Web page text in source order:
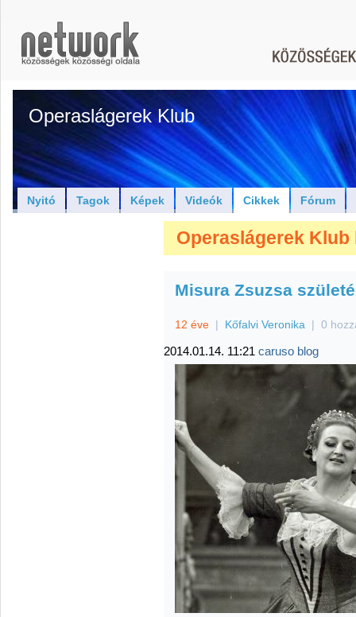
Operaslágerek Klub
Nyitó Tagok Képek Videók Cikkek Fórum
Operaslágerek Klub
Misura Zsuzsa
12 éve | Kőfalvi Veronika | 0
2014.01.14. 11:21 caruso blog